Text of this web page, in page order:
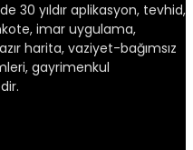
30 yıldır aplikasyon, tevhid,
imar uygulama,
harita, vaziyet-bağımsız
gayrimenkul